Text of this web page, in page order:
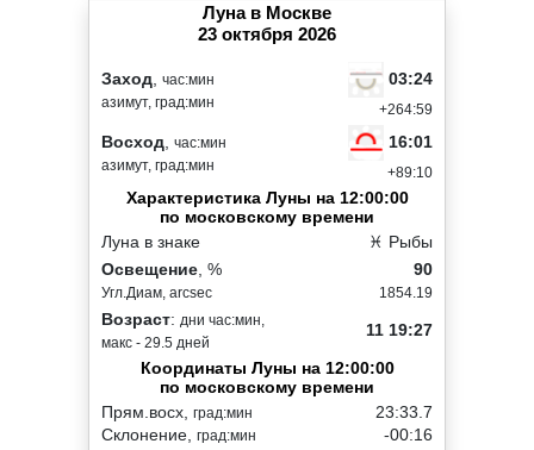
Луна в Москве
23 октября 2026
Заход час:мин
азимут, град:мин
03:24
+264:59
Восход час:мин
азимут, град:мин
16:01
+89:10
Характеристика Луны на 12:00:00
по московскому времени
Луна в знаке
♓ Рыбы
Освещение , %
Угл.Диам, arcsec
90
1854.19
Возраст: дни час:мин,
макс - 29.5 дней
11 19:27
Координаты Луны на 12:00:00
по московскому времени
Прям.восх, град:мин
Склонение, град:мин
23:33.7
-00:16